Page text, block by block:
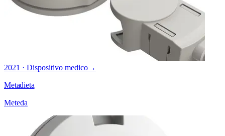
2021 · Dispositivo medico→
Metadieta
Meteda